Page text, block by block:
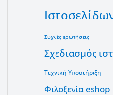
Συχνές ερωτήσεις
Σχεδιασμός
Τεχνική Υποστήριξη
Φιλοξενία eshop